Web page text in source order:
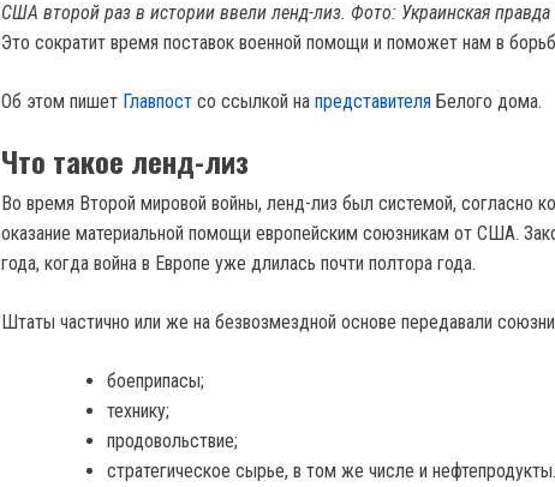
США второй раз в истории ввели ленд-лиз. Фото: Украинская правда
Это сократит время поставок военной помощи и поможет нам в
Об этом пишет Главпост со ссылкой на представителя Белого дома.
Что такое ленд-лиз
Во время Второй мировой войны, ленд-лиз был системой, согласно
оказание материальной помощи европейским союзникам от США.
года, когда война в Европе уже длилась почти полтора года.
Штаты частично или же на безвозмездной основе передавали
боеприпасы;
технику;
продовольствие;
стратегическое сырье, в том же числе и нефтепродукты.